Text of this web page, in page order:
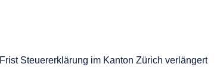
Frist Steuererklärung im Kanton Zürich verlängert